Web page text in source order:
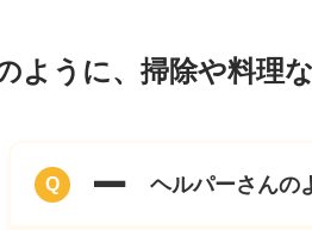
ように、掃除や料理
A ヘルパーさんの